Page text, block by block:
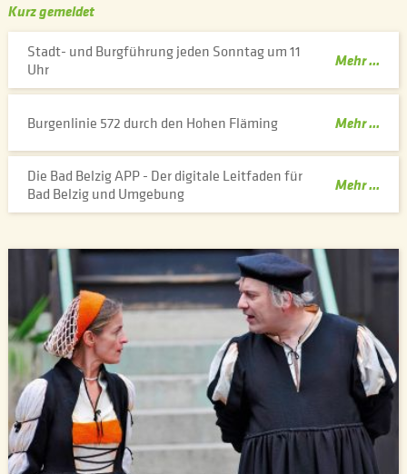
Kurz gemeldet
Stadt- und Burgführung jeden Sonntag um 11
Uhr
Burgenlinie 572 durch den Hohen Fläming
Die Bad Belzig APP - Der digitale Leitfaden für
Bad Belzig und Umgebung